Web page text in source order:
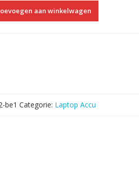
aan winkelwagen
be1 Categorie: Laptop Accu